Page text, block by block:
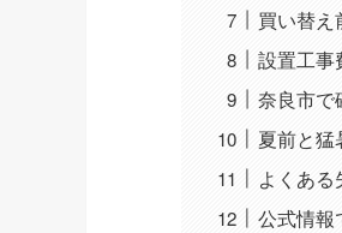
買い替え
設置工事
奈良市で
夏前と猛
よくあ
公式情報